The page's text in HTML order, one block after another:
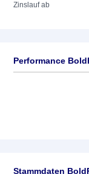
Zinslauf ab
Performance
Stammdaten